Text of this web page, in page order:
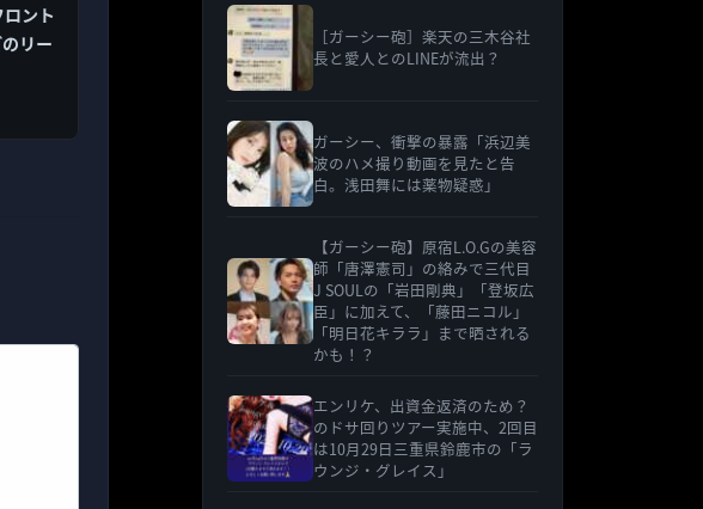
ント
リー
［ガーシー砲］楽天の三木谷社
長と愛人とのLINEが流出？
ガーシー、衝撃の暴露「浜辺美
波のハメ撮り動画を見たと告
白。浅田舞には薬物疑惑」
【ガーシー砲】原宿L.O.Gの美容
師「唐澤憲司」の絡みで三代目
J SOULの「岩田剛典」「登坂広
臣」に加えて、「藤田ニコル」
「明日花キララ」まで晒される
かも！？
エンリケ、出資金返済のため？
のドサ回りツアー実施中、2回目
は10月29日三重県鈴鹿市の「ラ
ウンジ・グレイス」